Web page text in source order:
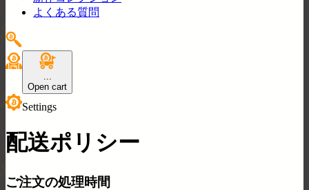
よくある質問
...
Open cart
Settings
配送ポリシー
ご注文の処理時間